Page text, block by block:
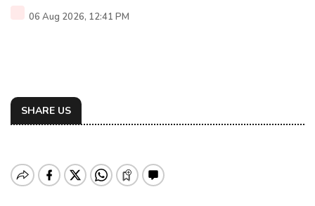
06 Aug 2026, 12:41 PM
SHARE US